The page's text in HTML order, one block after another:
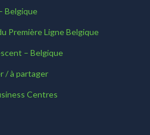
Belgique
Première Ligne Belgique
– Belgique
/ à partager
Centres